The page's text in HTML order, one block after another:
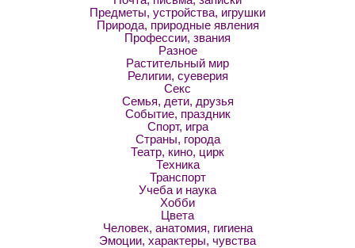
Предметы, устройства, игрушки
Природа, природные явления
Профессии, звания
Разное
Растительный мир
Религии, суеверия
Секс
Семья, дети, друзья
Событие, праздник
Спорт, игра
Страны, города
Театр, кино, цирк
Техника
Транспорт
Учеба и наука
Хобби
Цвета
Человек, анатомия, гигиена
Эмоции, характеры, чувства